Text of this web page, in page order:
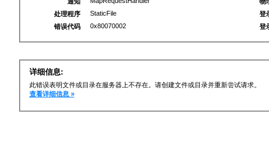
处理程序
StaticFile
错误代码
0x80070002
登
登
详细信息:
此错误表明文件或目录在服务器上不存在。请创建文件或目录并重新尝试请求。
查看详细信息 »